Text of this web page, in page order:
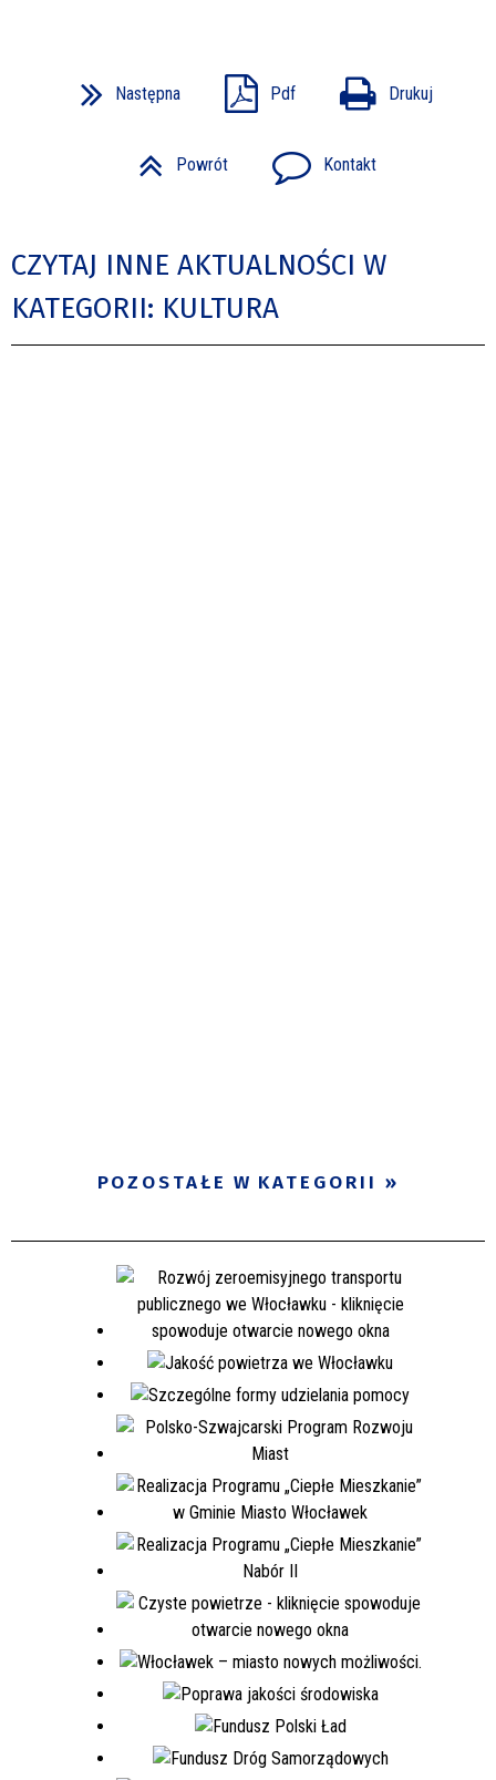
Następna Pdf Drukuj
Powrót Kontakt
CZYTAJ INNE AKTUALNOŚCI W
KATEGORII: KULTURA
POZOSTAŁE W KATEGORII